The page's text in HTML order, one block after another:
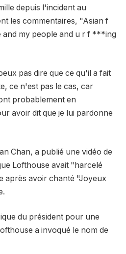
depuis l'incident au
les commentaires, "Asian f
my people and u r f ***ing
pas dire que ce qu'il a fait
ce n'est pas le cas, car
probablement en
avoir dit que je lui pardonne
Chan, a publié une vidéo de
Lofthouse avait "harcelé
après avoir chanté "Joyeux
du président pour une
a invoqué le nom de